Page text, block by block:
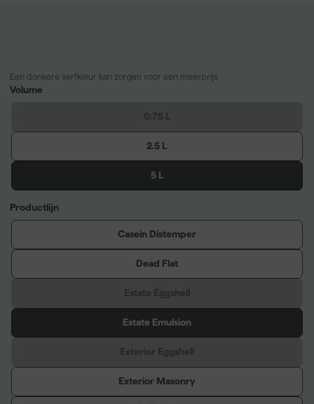
Een donkere verfkleur kan zorgen voor een meerprijs.
Volume
2.5 L
5 L
Productlijn
Casein Distemper
Dead Flat
Estate Emulsion
Exterior Masonry